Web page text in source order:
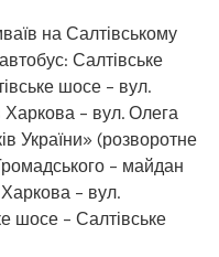
на Салтівському
Салтівське
шосе – вул.
– вул. Олега
України» (розворотне
– майдан
Харкова – вул.
шосе – Салтівське